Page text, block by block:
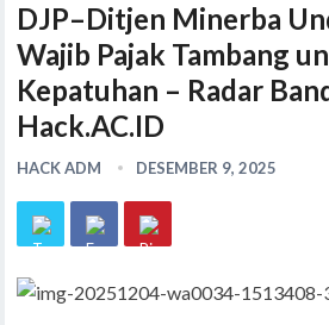
DJP–Ditjen Minerba
Wajib Pajak Tambang
Kepatuhan – Radar
Hack.AC.ID
HACK ADM DESEMBER 9, 2025